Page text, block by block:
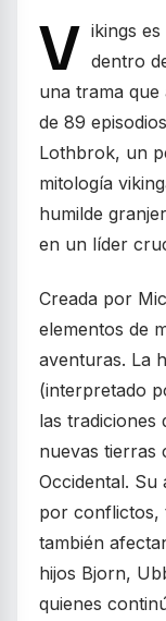
V ikings
dentro
una trama
de 89
Lothbrok, un
mitología
humilde
en un líder
Creada por
elementos de
aventuras. La
(interpretado
las
nuevas tierras
Occidental. Su
por conflictos,
también
hijos Bjorn,
quienes